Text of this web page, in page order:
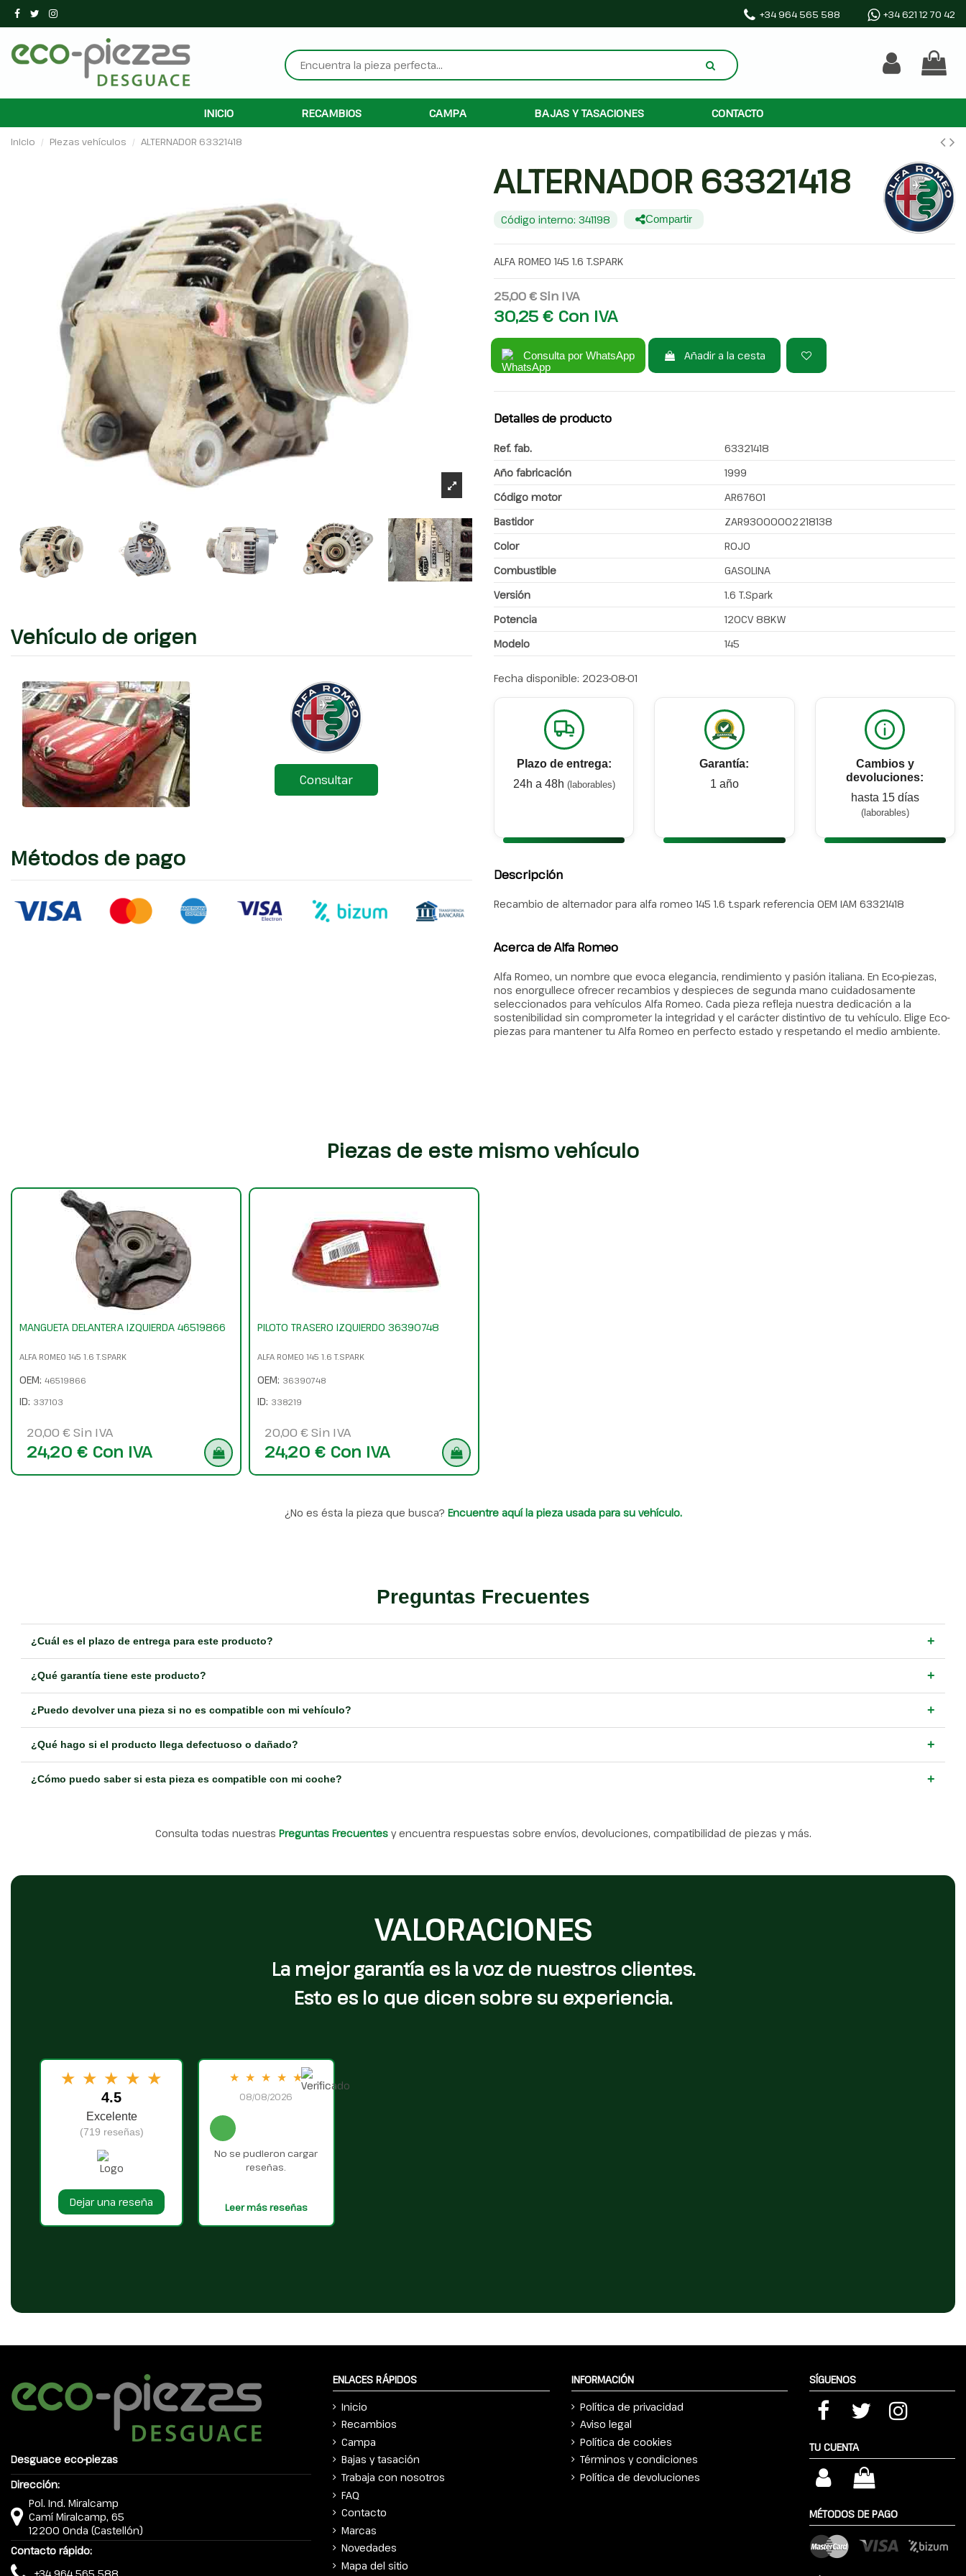
+34 964 565 588 +34 621 12 70 42
INICIO RECAMBIOS CAMPA BAJAS Y TASACIONES CONTACTO
Inicio Piezas vehículos ALTERNADOR 63321418
Vehículo de origen
Consultar
Métodos de pago
ALTERNADOR 63321418
Código interno: 341198 Compartir
ALFA ROMEO 145 1.6 T.SPARK
25,00 €Sin IVA
30,25 € Con IVA
Consulta por WhatsApp Añadir a la cesta
Detalles de producto
Ref. fab.
63321418
Año fabricación
1999
Código motor
AR67601
Bastidor
ZAR93000002218138
Color
ROJO
Combustible
GASOLINA
Versión
1.6 T.Spark
Potencia
120CV 88KW
Modelo
145
Fecha disponible: 2023-08-01
Plazo de entrega:
24h a 48h (laborables)
Garantía:
1 año
Cambios y
devoluciones:
hasta 15 días
(laborables)
Descripción
Recambio de alternador para alfa romeo 145 1.6 t.spark referencia OEM IAM 63321418
Acerca de Alfa Romeo
Alfa Romeo, un nombre que evoca elegancia, rendimiento y pasión italiana. En Eco-piezas,
nos enorgullece ofrecer recambios y despieces de segunda mano cuidadosamente
seleccionados para vehículos Alfa Romeo. Cada pieza refleja nuestra dedicación a la
sostenibilidad sin comprometer la integridad y el carácter distintivo de tu vehículo. Elige Eco-
piezas para mantener tu Alfa Romeo en perfecto estado y respetando el medio ambiente.
Piezas de este mismo vehículo
MANGUETA DELANTERA IZQUIERDA 46519866
ALFA ROMEO 145 1.6 T.SPARK
OEM: 46519866
ID: 337103
20,00 € Sin IVA
24,20 € Con IVA
PILOTO TRASERO IZQUIERDO 36390748
ALFA ROMEO 145 1.6 T.SPARK
OEM: 36390748
ID: 338219
20,00 € Sin IVA
24,20 € Con IVA
¿No es ésta la pieza que busca? Encuentre aquí la pieza usada para su vehículo.
Preguntas Frecuentes
¿Cuál es el plazo de entrega para este producto? +
¿Qué garantía tiene este producto? +
¿Puedo devolver una pieza si no es compatible con mi vehículo? +
¿Qué hago si el producto llega defectuoso o dañado? +
¿Cómo puedo saber si esta pieza es compatible con mi coche? +
Consulta todas nuestras Preguntas Frecuentes y encuentra respuestas sobre envíos, devoluciones, compatibilidad de piezas y más.
VALORACIONES
La mejor garantía es la voz de nuestros clientes.
Esto es lo que dicen sobre su experiencia.
★ ★ ★ ★ ★
4.5
Excelente
(719 reseñas)
Dejar una reseña
★ ★ ★ ★ ★
08/08/2026
No se pudieron cargar
reseñas.
Leer más reseñas
Desguace eco-piezas
Dirección:
Pol. Ind. Miralcamp
Camí Miralcamp, 65
12200 Onda (Castellón)
Contacto rápido:
ENLACES RÁPIDOS
Inicio
Recambios
Campa
Bajas y tasación
Trabaja con nosotros
FAQ
Contacto
Marcas
Novedades
Mapa del sitio
INFORMACIÓN
Política de privacidad
Aviso legal
Política de cookies
Términos y condiciones
Política de devoluciones
SÍGUENOS
TU CUENTA
MÉTODOS DE PAGO